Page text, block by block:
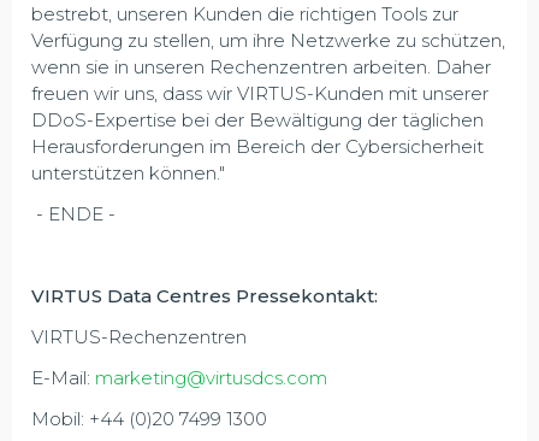
bestrebt, unseren Kunden die richtigen Tools zur
Verfügung zu stellen, um ihre Netzwerke zu schützen,
wenn sie in unseren Rechenzentren arbeiten. Daher
freuen wir uns, dass wir VIRTUS-Kunden mit unserer
DDoS-Expertise bei der Bewältigung der täglichen
Herausforderungen im Bereich der Cybersicherheit
unterstützen können."
- ENDE -
VIRTUS Data Centres Pressekontakt:
VIRTUS-Rechenzentren
E-Mail: marketing@virtusdcs.com
Mobil: +44 (0)20 7499 1300